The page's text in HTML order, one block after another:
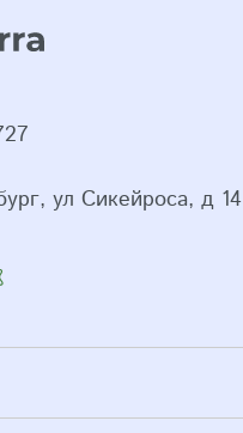
ул Сикейроса, д 14